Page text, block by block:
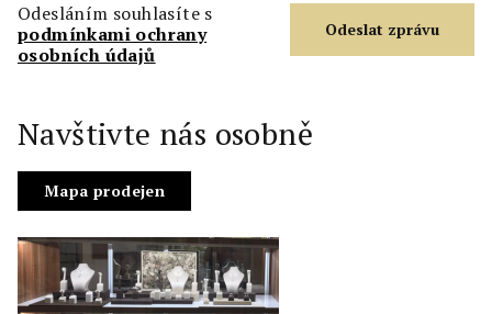
Odesláním souhlasíte s
podmínkami ochrany
osobních údajů
Navštivte nás osobně
Mapa prodejen